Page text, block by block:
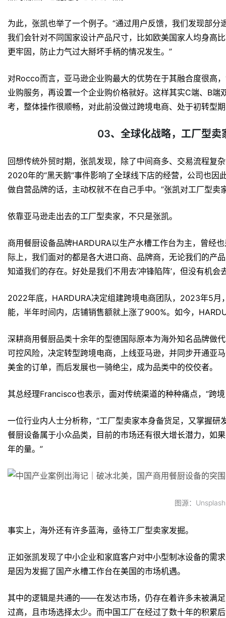
为此，张凯也举了一个例子。“通过用户反馈，我们发现部
我们会针对不同国家设计产品尺寸，比如欧美国家人均身高
更牢固，防止力气过大掰坏手柄的情况发生。”
对Rocco而言，亚马逊企业购最大的优势在于其融合度很高
业购服务，再设置一个企业购价格就好。这样其实C端、B
考，整体操作很顺畅，对此前没做过跨境电商、处于初转型
03、全球化战略，工厂型卖
回想传统外贸时期，张凯发现，除了中间商多、交易流程复
2020年的“黑天鹅”事件影响了全球线下店的经营，公司也因
做自营品牌的话，主动权就不在自己手中。”张凯对工厂型卖
依靠亚马逊走出去的工厂型卖家，不只是张凯。
商用餐厨设备品牌HARDURA以生产水槽工作台为主，曾经
际上，我们面对的都是各大进口商、品牌商，无论我们的产
知道我们的存在。好处是我们不用去‘冲锋陷阵’，但没有机会
2022年底，HARDURA决定组建跨境电商团队，2023年5月
能，半年时间内，店铺销售额就上涨了900%。如今，
深耕商用餐厨品类十余年的型德国际原本为海外知名品牌做
可控风险，决定转型跨境电商，上线亚马逊，并同步开通亚
美金的订单，而后发展也一骑绝尘，成为品类中的佼佼者。
其总经理Francisco也表示，面对传统渠道的种种痛点，“跨
一位行业内人士分析称，“工厂型卖家本身备货足，又掌握
餐厨设备属于小众品类，目前的市场还有很大增长潜力，如
年的量。”
图源：Unsplash
事实上，海外还有许多蓝海，亟待工厂型卖家发掘。
正如张凯发现了中小企业和家庭客户对中小型制冰设备的需
是因为发掘了国产水槽工作台在美国的市场机遇。
其中的逻辑是共通的——在发达市场，仍存在着许多未被满
过高，且市场选择太少。而中国工厂在经过了数十年的积累